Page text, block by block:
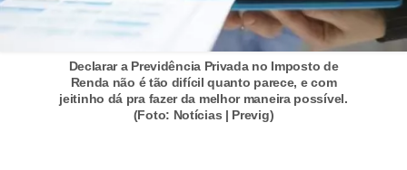
Declarar a Previdência Privada no Imposto de
Renda não é tão difícil quanto parece, e com
jeitinho dá pra fazer da melhor maneira possível.
(Foto: Notícias | Previg)
n